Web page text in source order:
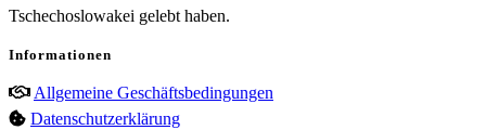
Tschechoslowakei gelebt haben.
Informationen
Allgemeine Geschäftsbedingungen
Datenschutzerklärung